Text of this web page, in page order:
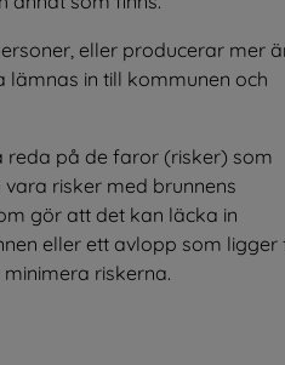
eller producerar mer
in till kommunen och
reda på de faror (risker) som
risker med brunnens
gör att det kan läcka in
eller ett avlopp som ligger
riskerna.